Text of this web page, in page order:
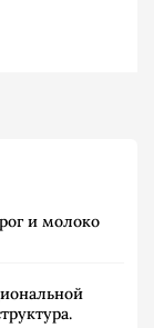
и молоко